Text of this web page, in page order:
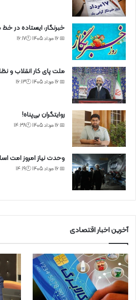
خبرنگار، ایستاده در
📅 16 مرداد 1405 🕙16:17
ملت پای کار انقلاب و
📅 16 مرداد 1405 🕙16:13
روایتگران بی‌پناه!
📅 16 مرداد 1405 🕙14:38
وحدت نیاز امروز امت
📅 16 مرداد 1405 🕙14:19
آخرین اخبار اقتصادی